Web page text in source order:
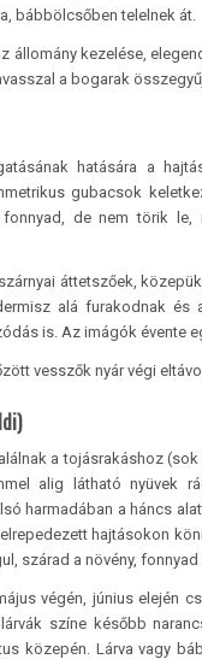
bábbölcsőben telelnek át.
állomány kezelése,
a bogarak
hatására a
gubacsok
de nem törik le,
áttetszőek,
alá furakodnak
is. Az imágók évente
vesszők nyár végi
a tojásrakáshoz
alig látható nyüvek
harmadában a háncs
hajtásokon
szárad a növény, fonnyad
végén, június elején
színe később
közepén. Lárva vagy